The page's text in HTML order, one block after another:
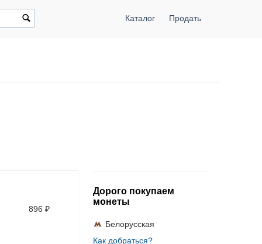
Каталог Продать
896 ₽
Дорого покупаем
монеты
Белорусская
Как добраться?